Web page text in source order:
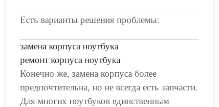
Есть варианты решения проблемы:
замена корпуса ноутбука
ремонт корпуса ноутбука
Конечно же, замена корпуса более
предпочтительна, но не всегда есть запчасти.
Для многих ноутбуков единственным